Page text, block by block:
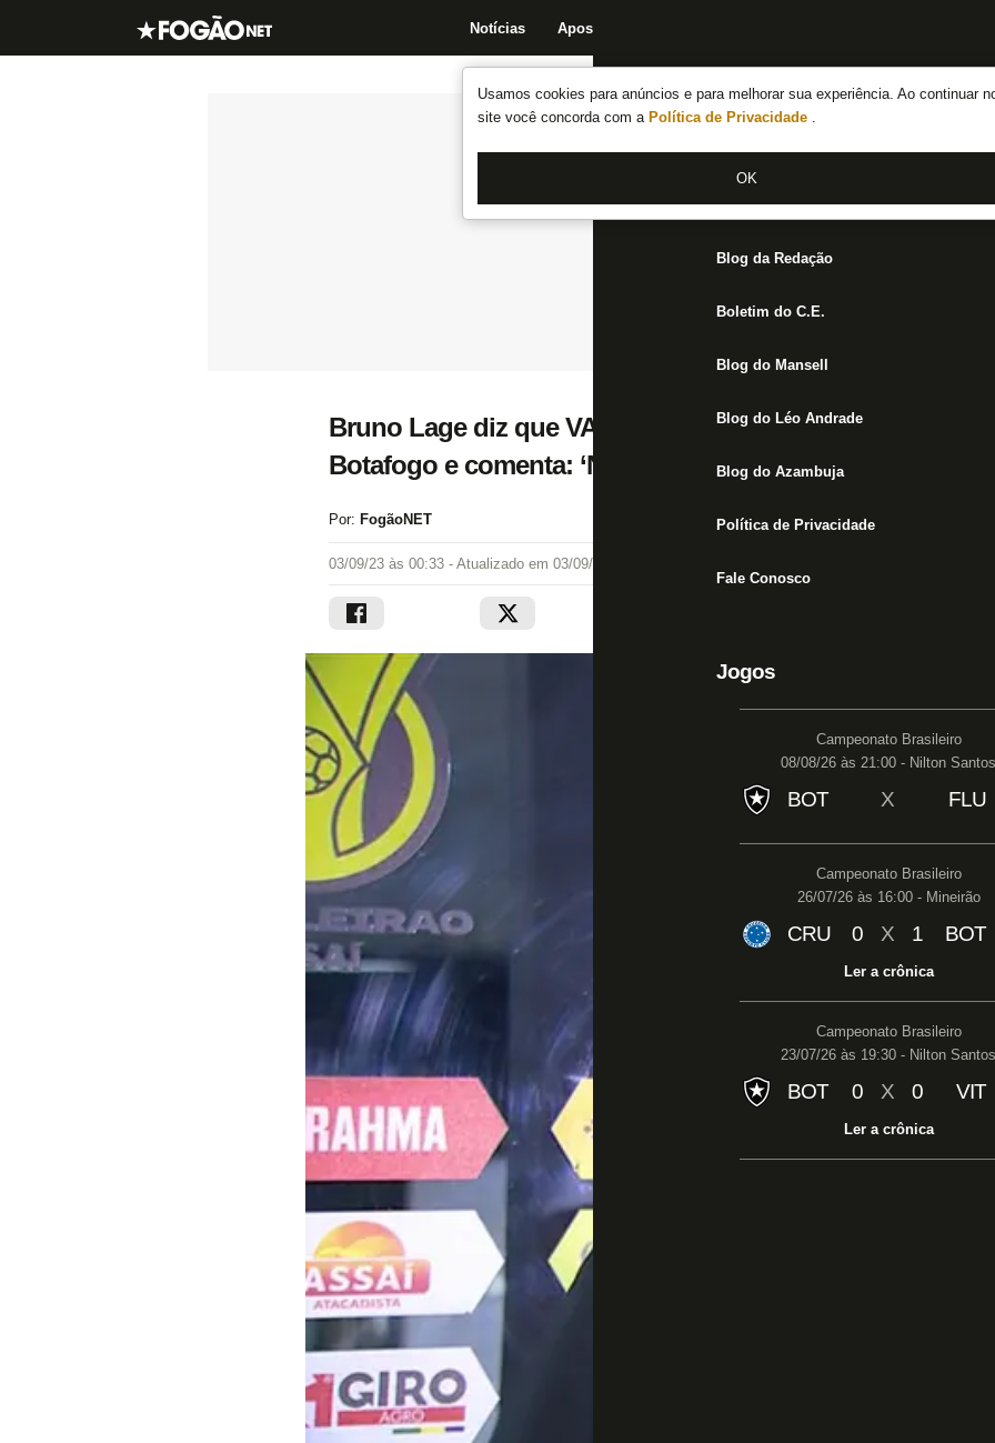
Usamos cookies para anúncios e para melhorar sua experiência. Ao continuar
site você concorda com a Política de Privacidade .
OK
Notícias Apostas
Notícias do Botafogo
Fórum
Jogos
Blog da Redação
Boletim do C.E.
Blog do Mansell
Blog do Léo Andrade
Blog do Azambuja
Política de Privacidade
Fale Conosco
Jogos
Campeonato Brasileiro
08/08/26 às 21:00 - Nilton Santos
BOT X FLU
Campeonato Brasileiro
26/07/26 às 16:00 - Mineirão
CRU 0 X 1 BOT
Ler a crônica
Campeonato Brasileiro
23/07/26 às 19:30 - Nilton Santos
BOT 0 X 0 VIT
Ler a crônica
Bruno Lage diz que VAR deveria anular gols do
Botafogo e comenta: ‘Nossa equipe foi muito superior’
Por: FogãoNET
03/09/23 às 00:33 - Atualizado em 03/09/23 às 00:36